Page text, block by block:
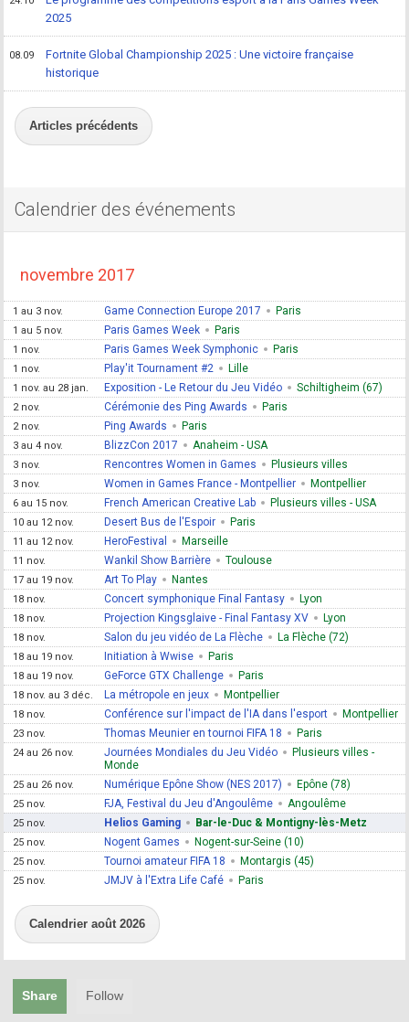
2025
08.09
Fortnite Global Championship 2025 : Une victoire française
historique
Articles précédents
Calendrier des événements
novembre 2017
1 au 3 nov. Game Connection Europe 2017 Paris
1 au 5 nov. Paris Games Week Paris
1 nov. Paris Games Week Symphonic Paris
1 nov. Play'it Tournament #2 Lille
1 nov. au 28 jan. Exposition - Le Retour du Jeu Vidéo Schiltigheim (67)
2 nov. Cérémonie des Ping Awards Paris
2 nov. Ping Awards Paris
3 au 4 nov. BlizzCon 2017 Anaheim - USA
3 nov. Rencontres Women in Games Plusieurs villes
3 nov. Women in Games France - Montpellier Montpellier
6 au 15 nov. French American Creative Lab Plusieurs villes - USA
10 au 12 nov. Desert Bus de l'Espoir Paris
11 au 12 nov. HeroFestival Marseille
11 nov. Wankil Show Barrière Toulouse
17 au 19 nov. Art To Play Nantes
18 nov. Concert symphonique Final Fantasy Lyon
18 nov. Projection Kingsglaive - Final Fantasy XV Lyon
18 nov. Salon du jeu vidéo de La Flèche La Flèche (72)
18 au 19 nov. Initiation à Wwise Paris
18 au 19 nov. GeForce GTX Challenge Paris
18 nov. au 3 déc. La métropole en jeux Montpellier
18 nov. Conférence sur l'impact de l'IA dans l'esport Montpellier
23 nov. Thomas Meunier en tournoi FIFA 18 Paris
24 au 26 nov. Journées Mondiales du Jeu Vidéo
Plusieurs villes -
Monde
25 au 26 nov. Numérique Epône Show (NES 2017) Epône (78)
25 nov. FJA, Festival du Jeu d'Angoulême Angoulême
25 nov. Helios Gaming Bar-le-Duc & Montigny-lès-Metz
25 nov. Nogent Games Nogent-sur-Seine (10)
25 nov. Tournoi amateur FIFA 18 Montargis (45)
25 nov. JMJV à l'Extra Life Café Paris
Calendrier août 2026
Share Follow